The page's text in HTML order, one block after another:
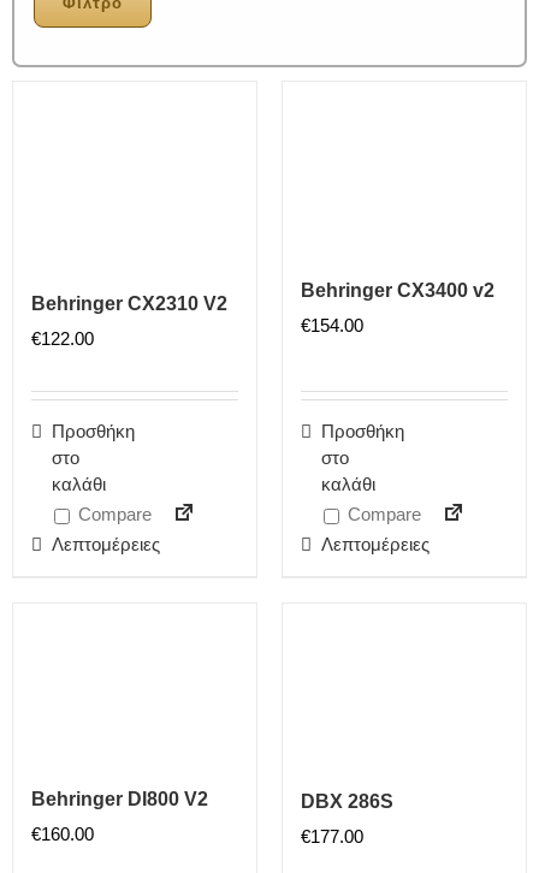
Behringer CX2310 V2
€122.00
Προσθήκη
στο
καλάθι
Compare
Λεπτομέρειες
Behringer CX3400 v2
€154.00
Προσθήκη
στο
καλάθι
Compare
Λεπτομέρειες
Behringer DI800 V2
€160.00
DBX 286S
€177.00